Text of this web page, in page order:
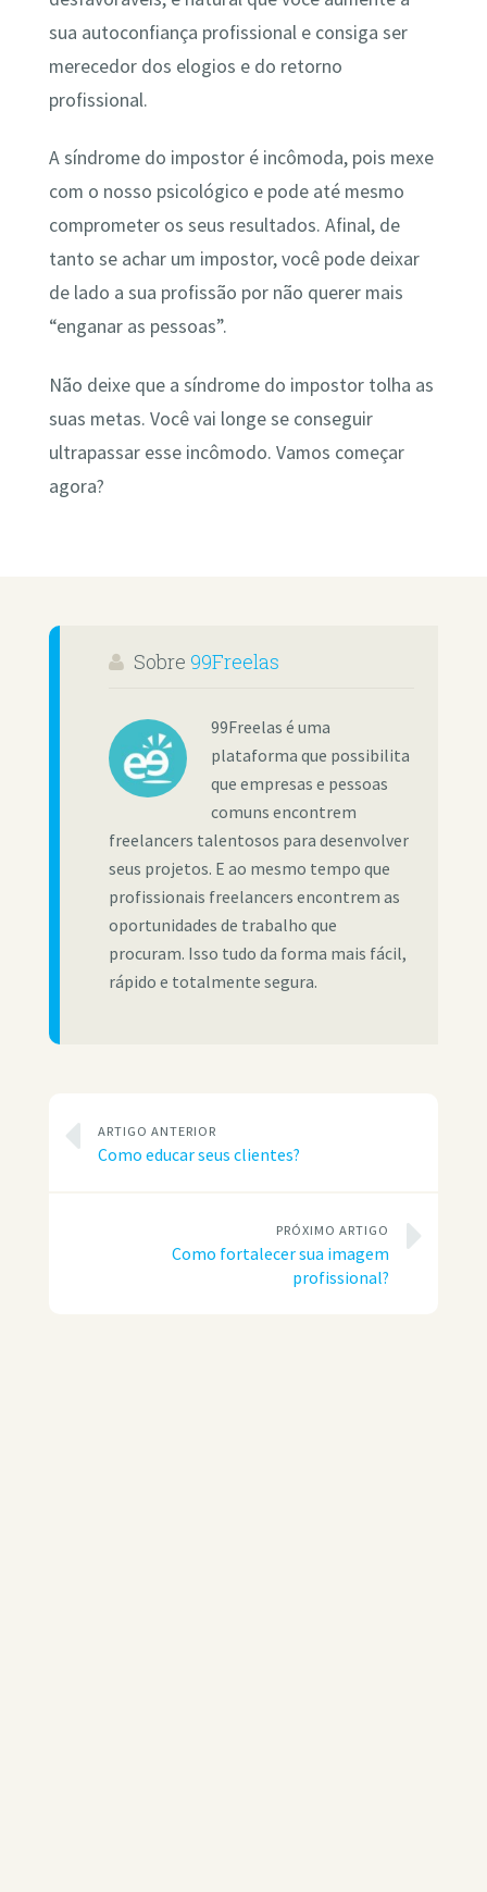
sua autoconfiança profissional e consiga ser
merecedor dos elogios e do retorno
profissional.
A síndrome do impostor é incômoda, pois mexe
com o nosso psicológico e pode até mesmo
comprometer os seus resultados. Afinal, de
tanto se achar um impostor, você pode deixar
de lado a sua profissão por não querer mais
“enganar as pessoas”.
Não deixe que a síndrome do impostor tolha as
suas metas. Você vai longe se conseguir
ultrapassar esse incômodo. Vamos começar
agora?
Sobre 99Freelas
99Freelas é uma
plataforma que possibilita
que empresas e pessoas
comuns encontrem
freelancers talentosos para desenvolver
seus projetos. E ao mesmo tempo que
profissionais freelancers encontrem as
oportunidades de trabalho que
procuram. Isso tudo da forma mais fácil,
rápido e totalmente segura.
ARTIGO ANTERIOR
Como educar seus clientes?
PRÓXIMO ARTIGO
Como fortalecer sua imagem
profissional?